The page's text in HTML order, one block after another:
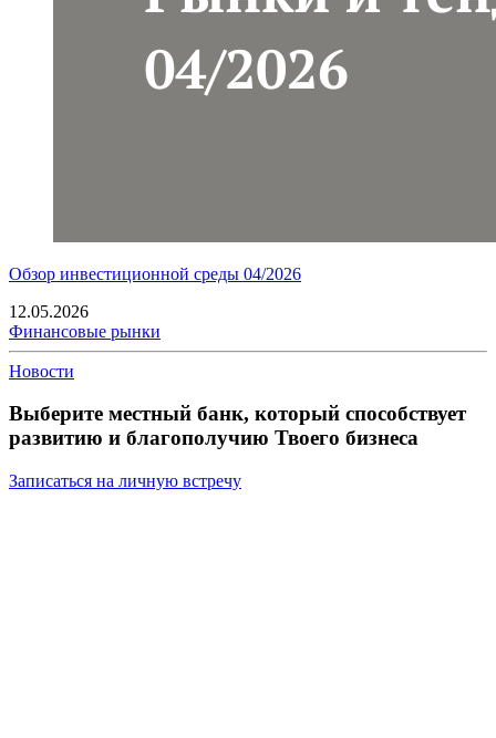
Обзор инвестиционной среды 04/2026
12.05.2026
Финансовые рынки
Новости
Выберите местный банк, который способствует
развитию и благополучию Твоего бизнеса
Записаться на личную встречу